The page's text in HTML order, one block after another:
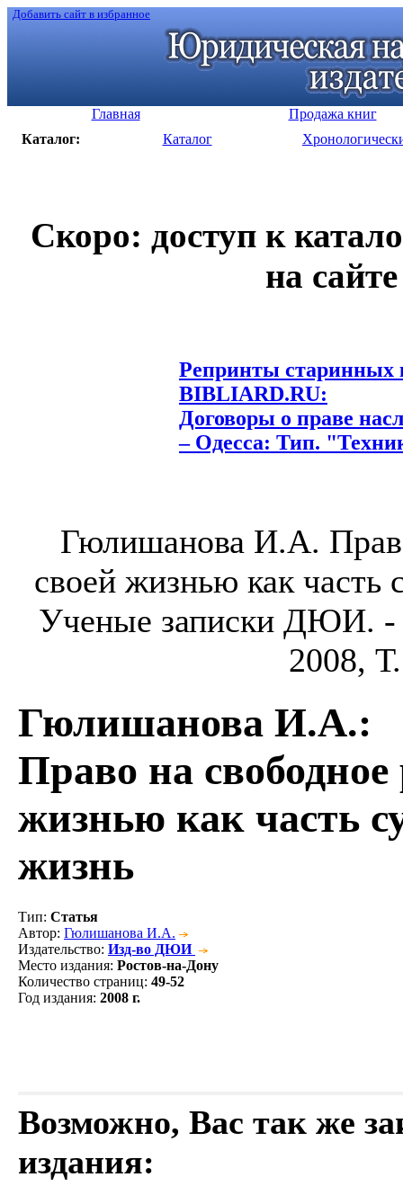
Добавить сайт в избранное
Главная
Продажа книг
Каталог:
Каталог
Скоро: доступ к
на
Репринты старинных
BIBLIARD.RU:
Договоры о праве
– Одесса: Тип.
Гюлишанова И.А.
своей жизнью как часть
Ученые записки ДЮИ.
2008,
Гюлишанова И.А.:
Право на
жизнью как часть
жизнь
Тип: Статья
Автор: Гюлишанова И.А.
Издательство: Изд-во ДЮИ
Место издания: Ростов-на-Дону
Количество страниц: 49-52
Год издания: 2008 г.
Возможно, Вас так же
издания: